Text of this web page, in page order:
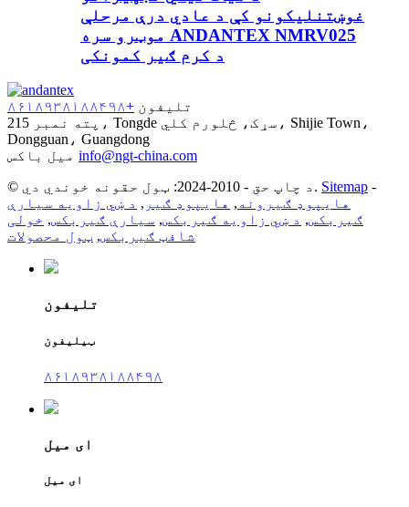
غوښتنلیکونو کې د عادي درې مرحلې
موټرو سره ANDANTEX NMRV025
د کرم ګیر کمونکی
تلیفون +۸۶۱۸۹۳۸۱۸۸۴۹۸
پته
نمبر 215، Tongde سړک، څلورم کلي، Shijie Town،
Dongguan، Guangdong
میل باکس info@ngt-china.com
© د چاپ حق - 2010-2024: ټول حقونه خوندي دي. Sitemap -
هایپوډ ګیرونه , هایپوډ ګیر , د ښي زاویه سیارې
ګیربکس, د ښي زاویه ګیربکس, سیارې ګیربکس, خولی
شافټ ګیربکس, ټول محصولات
تلیفون
ټیلیفون
۸۶۱۸۹۳۸۱۸۸۴۹۸
ای میل
ای میل